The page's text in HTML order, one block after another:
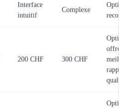
Interface
intuitif
Complexe
200 CHF 300 CHF
offre